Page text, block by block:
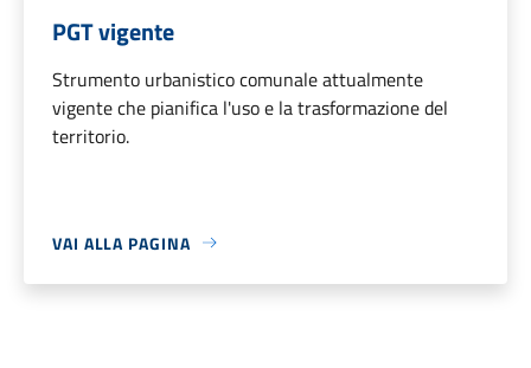
PGT vigente
Strumento urbanistico comunale attualmente
vigente che pianifica l'uso e la trasformazione del
territorio.
VAI ALLA PAGINA